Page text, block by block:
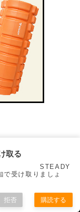
チが可能
取る
会社 STEADY
で受け取りましょ
拒否 購読する